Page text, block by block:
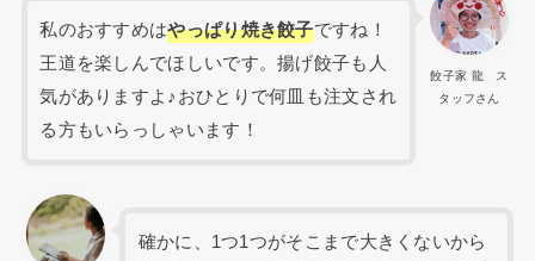
餃子家 龍 ス
タッフさん
私のおすすめはやっぱり焼き餃子ですね！
王道を楽しんでほしいです。揚げ餃子も人
気がありますよ♪おひとりで何皿も注文され
る方もいらっしゃいます！
確かに、1つ1つがそこまで大きくないから